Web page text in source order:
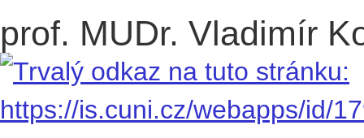
prof. MUDr. Vladimír